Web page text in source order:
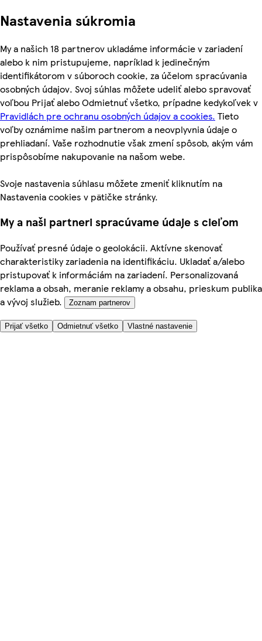
Nastavenia súkromia
My a našich 18 partnerov ukladáme informácie v zariadení
alebo k nim pristupujeme, napríklad k jedinečným
identifikátorom v súboroch cookie, za účelom spracúvania
osobných údajov. Svoj súhlas môžete udeliť alebo spravovať
voľbou Prijať alebo Odmietnuť všetko, prípadne kedykoľvek v
Pravidlách pre ochranu osobných údajov a cookies. Tieto
voľby oznámime našim partnerom a neovplyvnia údaje o
prehliadaní. Vaše rozhodnutie však zmení spôsob, akým vám
prispôsobíme nakupovanie na našom webe.
Svoje nastavenia súhlasu môžete zmeniť kliknutím na
Nastavenia cookies v pätičke stránky.
My a naši partneri spracúvame údaje s cieľom
Používať presné údaje o geolokácii. Aktívne skenovať
charakteristiky zariadenia na identifikáciu. Ukladať a/alebo
pristupovať k informáciám na zariadení. Personalizovaná
reklama a obsah, meranie reklamy a obsahu, prieskum publika
a vývoj služieb.
Zoznam partnerov
Prijať všetko Odmietnuť všetko Vlastné nastavenie